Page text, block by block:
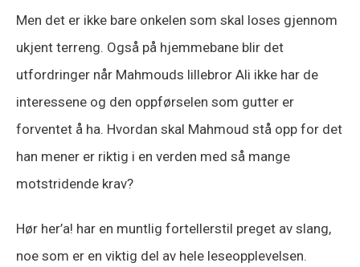
Men det er ikke bare onkelen som skal loses gjennom
ukjent terreng. Også på hjemmebane blir det
utfordringer når Mahmouds lillebror Ali ikke har de
interessene og den oppførselen som gutter er
forventet å ha. Hvordan skal Mahmoud stå opp for det
han mener er riktig i en verden med så mange
motstridende krav?
Hør her’a! har en muntlig fortellerstil preget av slang,
noe som er en viktig del av hele leseopplevelsen.